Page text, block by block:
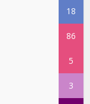
18
86
5
3